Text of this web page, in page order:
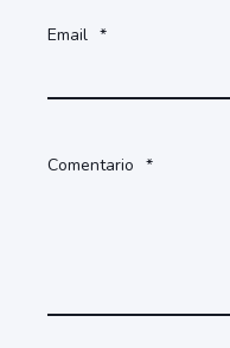
Email *
Comentario *